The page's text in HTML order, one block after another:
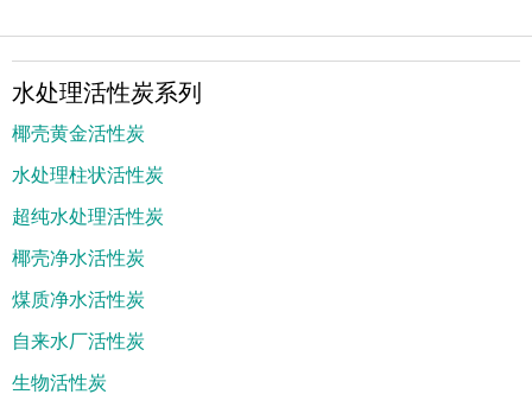
水处理活性炭系列
椰壳黄金活性炭
水处理柱状活性炭
超纯水处理活性炭
椰壳净水活性炭
煤质净水活性炭
自来水厂活性炭
生物活性炭